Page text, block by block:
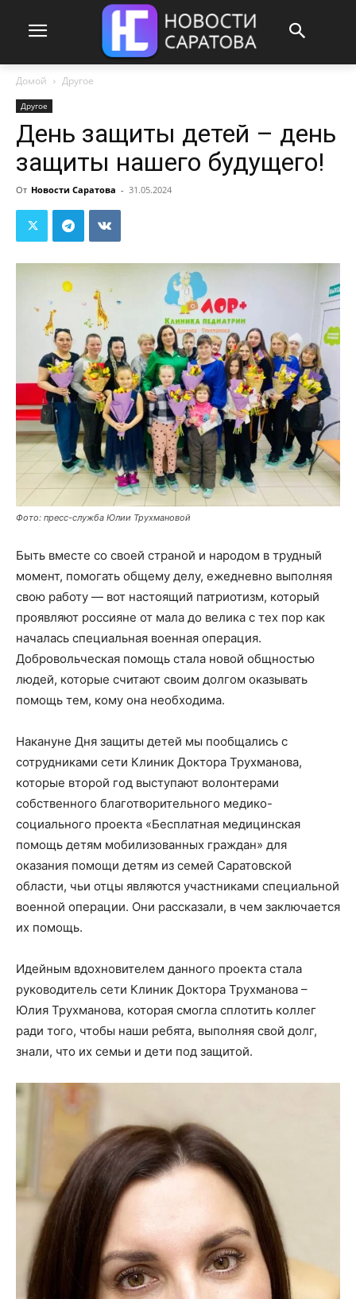
Домой Другое
Другое
День защиты детей – день
защиты нашего будущего!
От Новости Саратова - 31.05.2024
Фото: пресс-служба Юлии Трухмановой
Быть вместе со своей страной и народом в трудный
момент, помогать общему делу, ежедневно выполняя
свою работу — вот настоящий патриотизм, который
проявляют россияне от мала до велика с тех пор как
началась специальная военная операция.
Добровольческая помощь стала новой общностью
людей, которые считают своим долгом оказывать
помощь тем, кому она необходима.
Накануне Дня защиты детей мы пообщались с
сотрудниками сети Клиник Доктора Трухманова,
которые второй год выступают волонтерами
собственного благотворительного медико-
социального проекта «Бесплатная медицинская
помощь детям мобилизованных граждан» для
оказания помощи детям из семей Саратовской
области, чьи отцы являются участниками специальной
военной операции. Они рассказали, в чем заключается
их помощь.
Идейным вдохновителем данного проекта стала
руководитель сети Клиник Доктора Трухманова –
Юлия Трухманова, которая смогла сплотить коллег
ради того, чтобы наши ребята, выполняя свой долг,
знали, что их семьи и дети под защитой.